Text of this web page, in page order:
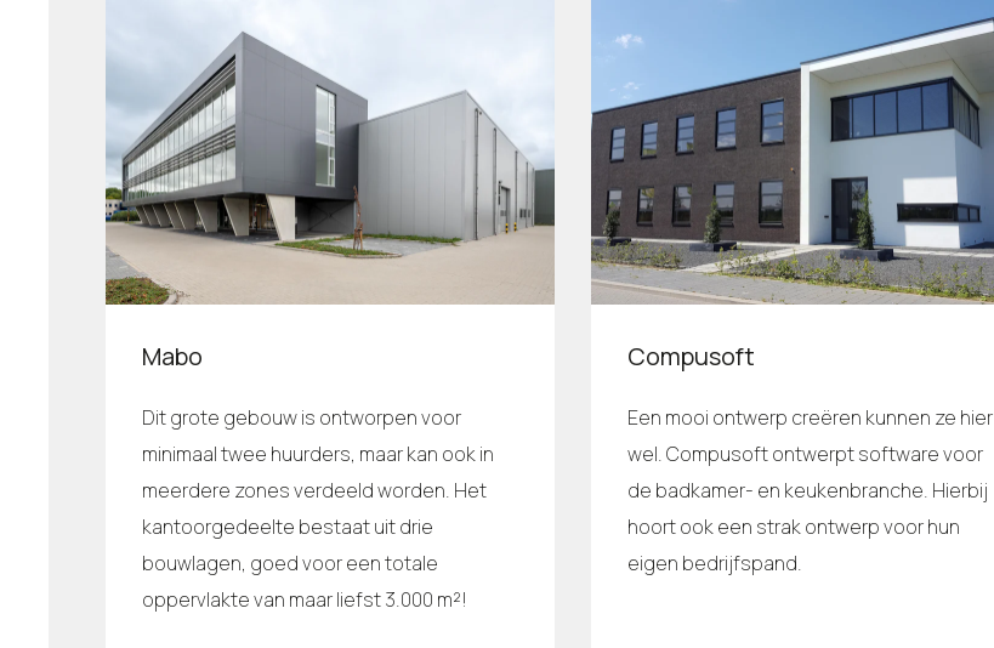
Mabo
Dit grote gebouw is ontworpen voor
minimaal twee huurders, maar kan ook in
meerdere zones verdeeld worden. Het
kantoorgedeelte bestaat uit drie
bouwlagen, goed voor een totale
oppervlakte van maar liefst 3.000 m²!
Compusoft
Een mooi ontwerp creëren kunnen ze hier
wel. Compusoft ontwerpt software voor
de badkamer- en keukenbranche. Hierbij
hoort ook een strak ontwerp voor hun
eigen bedrijfspand.